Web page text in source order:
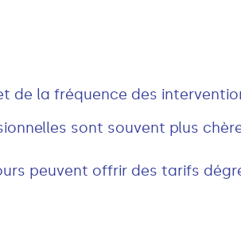
de la fréquence des
sont souvent plus
peuvent offrir des tarifs